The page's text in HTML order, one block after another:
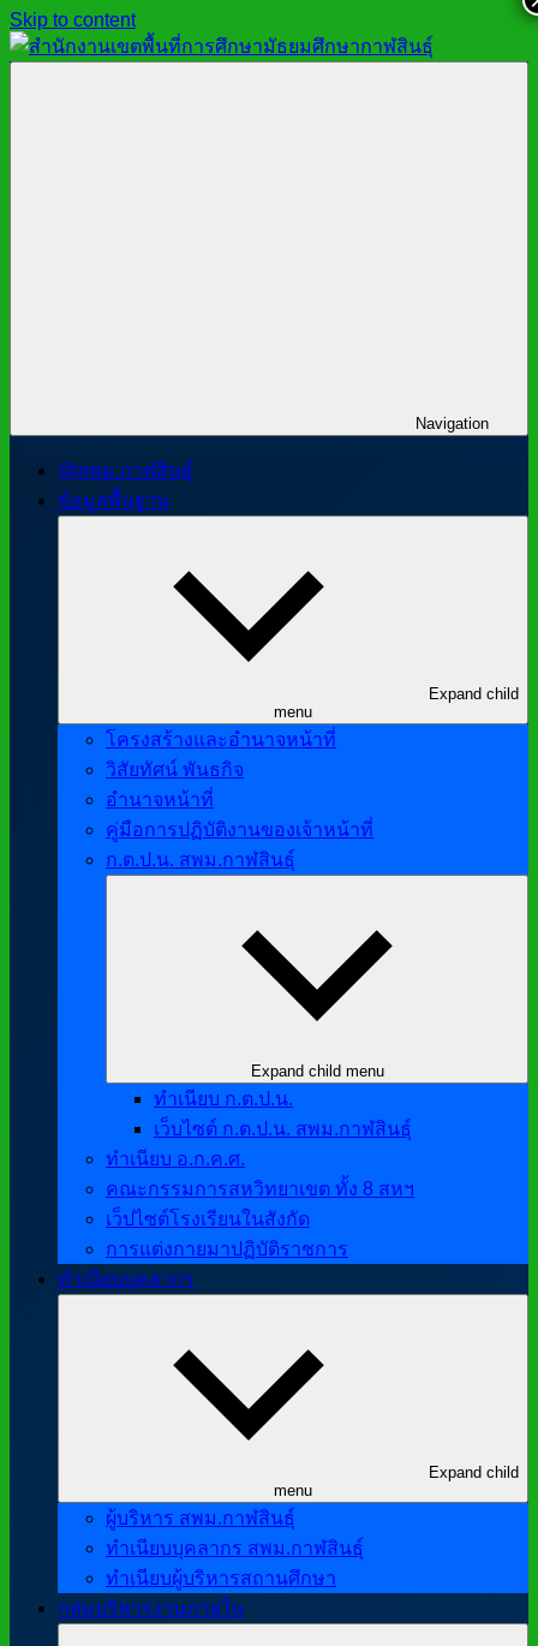
Skip to content
Navigation
@สพม.กาฬสินธุ์
ข้อมูลพื้นฐาน
Expand child
menu
โครงสร้างและอำนาจหน้าที่
วิสัยทัศน์ พันธกิจ
อำนาจหน้าที่
คู่มือการปฏิบัติงานของเจ้าหน้าที่
ก.ต.ป.น. สพม.กาฬสินธุ์
Expand child menu
ทำเนียบ ก.ต.ป.น.
เว็บไซต์ ก.ต.ป.น. สพม.กาฬสินธุ์
ทำเนียบ อ.ก.ค.ศ.
คณะกรรมการสหวิทยาเขต ทั้ง 8 สหฯ
เว็ปไซต์โรงเรียนในสังกัด
การแต่งกายมาปฏิบัติราชการ
ทำเนียบบุคลากร
Expand child
menu
ผู้บริหาร สพม.กาฬสินธุ์
ทำเนียบบุคลากร สพม.กาฬสินธุ์
ทำเนียบผู้บริหารสถานศึกษา
กลุ่มบริหารงานภายใน